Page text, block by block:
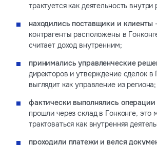
трактуется как деятельность внутри
находились поставщики и клиенты
контрагенты расположены в
считает доход внутренним;
принимались управленческие
директоров и утверждение сделок в
выглядит как управление из региона;
фактически выполнялись операции
прошли через склад в Гонконге, это
трактоваться как внутренняя
проходили платежи и велся